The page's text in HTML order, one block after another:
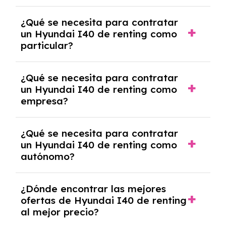
económica.
pero puede haber penalizaciones por
cancelación anticipada. Es importante revisar
las condiciones del contrato y hablar con un
experto que te asesore.
¿Qué se necesita para contratar
un Hyundai I40 de renting como
particular?
y, en algunos casos, una consulta de solvencia
crediticia y un pago inicial.
¿Qué se necesita para contratar
un Hyundai I40 de renting como
empresa?
documentación financiera y, en algunos
casos, un informe de solvencia de la empresa
y un pago inicial.
¿Qué se necesita para contratar
un Hyundai I40 de renting como
autónomo?
autónomos, justificante de ingresos y, en
algunos casos, un informe fiscal y un pago
inicial.
¿Dónde encontrar las mejores
ofertas de Hyundai I40 de renting
al mejor precio?